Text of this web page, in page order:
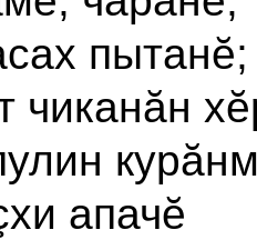
пытанĕ;
чиканăн
апачĕ